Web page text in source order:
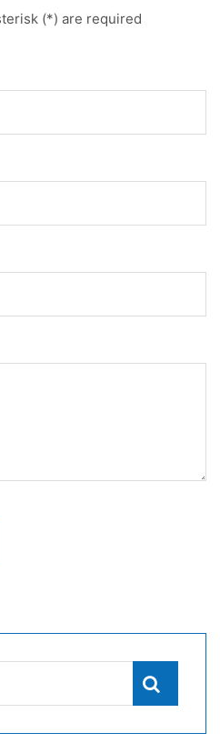
(*) are required
Search